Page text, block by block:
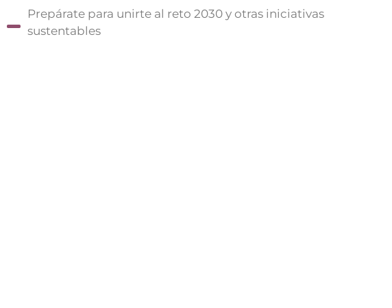
Prepárate para unirte al reto 2030 y otras iniciativas
sustentables